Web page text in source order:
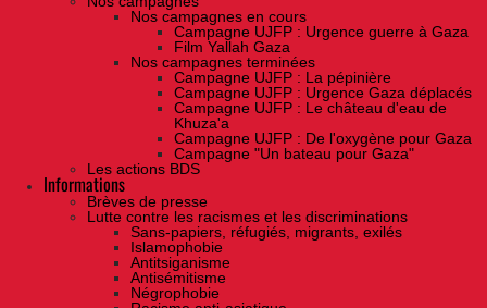
Nos campagnes en cours
Campagne UJFP : Urgence guerre à Gaza
Film Yallah Gaza
Nos campagnes terminées
Campagne UJFP : La pépinière
Campagne UJFP : Urgence Gaza déplacés
Campagne UJFP : Le château d'eau de
Khuza'a
Campagne UJFP : De l'oxygène pour Gaza
Campagne "Un bateau pour Gaza"
Les actions BDS
Informations
Brèves de presse
Lutte contre les racismes et les discriminations
Sans-papiers, réfugiés, migrants, exilés
Islamophobie
Antitsiganisme
Antisémitisme
Négrophobie